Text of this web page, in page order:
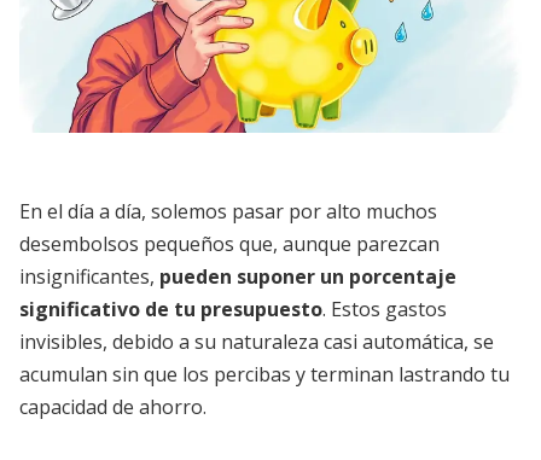
En el día a día, solemos pasar por alto muchos
desembolsos pequeños que, aunque parezcan
insignificantes, pueden suponer un porcentaje
significativo de tu presupuesto. Estos gastos
invisibles, debido a su naturaleza casi automática, se
acumulan sin que los percibas y terminan lastrando tu
capacidad de ahorro.